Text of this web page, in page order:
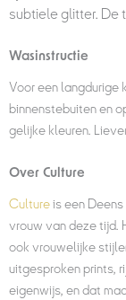
subtiele glitter. De
Wasinstructie
Voor een langdurige
binnenstebuiten en
gelijke kleuren.
Over Culture
Cultureis een
vrouw van deze tijd.
ook vrouwelijke
uitgesproken prints,
eigenwijs, en dat